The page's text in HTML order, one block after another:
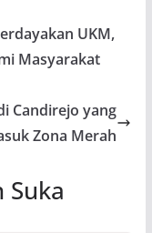
UKM,
Masyarakat
Candirejo yang
Zona Merah
Suka